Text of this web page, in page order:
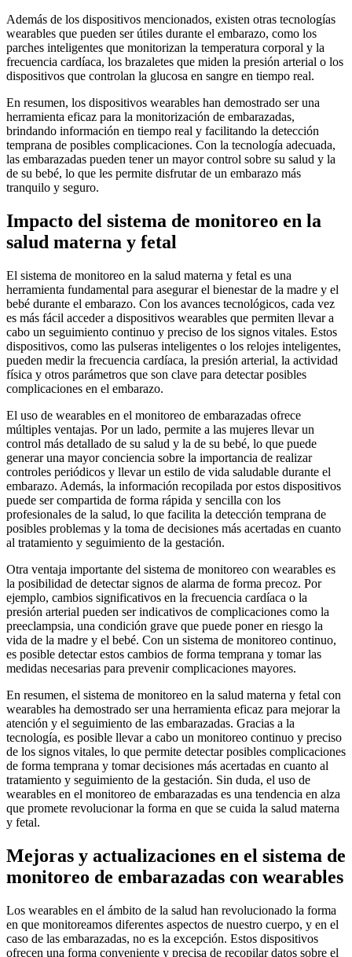
Además de los dispositivos mencionados, existen otras tecnologías
wearables que pueden ser útiles durante el embarazo, como los
parches inteligentes que monitorizan la temperatura corporal y la
frecuencia cardíaca, los brazaletes que miden la presión arterial o los
dispositivos que controlan la glucosa en sangre en tiempo real.
En resumen, los dispositivos wearables han demostrado ser una
herramienta eficaz para la monitorización de embarazadas,
brindando información en tiempo real y facilitando la detección
temprana de posibles complicaciones. Con la tecnología adecuada,
las embarazadas pueden tener un mayor control sobre su salud y la
de su bebé, lo que les permite disfrutar de un embarazo más
tranquilo y seguro.
Impacto del sistema de monitoreo en la
salud materna y fetal
El sistema de monitoreo en la salud materna y fetal es una
herramienta fundamental para asegurar el bienestar de la madre y el
bebé durante el embarazo. Con los avances tecnológicos, cada vez
es más fácil acceder a dispositivos wearables que permiten llevar a
cabo un seguimiento continuo y preciso de los signos vitales. Estos
dispositivos, como las pulseras inteligentes o los relojes inteligentes,
pueden medir la frecuencia cardíaca, la presión arterial, la actividad
física y otros parámetros que son clave para detectar posibles
complicaciones en el embarazo.
El uso de wearables en el monitoreo de embarazadas ofrece
múltiples ventajas. Por un lado, permite a las mujeres llevar un
control más detallado de su salud y la de su bebé, lo que puede
generar una mayor conciencia sobre la importancia de realizar
controles periódicos y llevar un estilo de vida saludable durante el
embarazo. Además, la información recopilada por estos dispositivos
puede ser compartida de forma rápida y sencilla con los
profesionales de la salud, lo que facilita la detección temprana de
posibles problemas y la toma de decisiones más acertadas en cuanto
al tratamiento y seguimiento de la gestación.
Otra ventaja importante del sistema de monitoreo con wearables es
la posibilidad de detectar signos de alarma de forma precoz. Por
ejemplo, cambios significativos en la frecuencia cardíaca o la
presión arterial pueden ser indicativos de complicaciones como la
preeclampsia, una condición grave que puede poner en riesgo la
vida de la madre y el bebé. Con un sistema de monitoreo continuo,
es posible detectar estos cambios de forma temprana y tomar las
medidas necesarias para prevenir complicaciones mayores.
En resumen, el sistema de monitoreo en la salud materna y fetal con
wearables ha demostrado ser una herramienta eficaz para mejorar la
atención y el seguimiento de las embarazadas. Gracias a la
tecnología, es posible llevar a cabo un monitoreo continuo y preciso
de los signos vitales, lo que permite detectar posibles complicaciones
de forma temprana y tomar decisiones más acertadas en cuanto al
tratamiento y seguimiento de la gestación. Sin duda, el uso de
wearables en el monitoreo de embarazadas es una tendencia en alza
que promete revolucionar la forma en que se cuida la salud materna
y fetal.
Mejoras y actualizaciones en el sistema de
monitoreo de embarazadas con wearables
Los wearables en el ámbito de la salud han revolucionado la forma
en que monitoreamos diferentes aspectos de nuestro cuerpo, y en el
caso de las embarazadas, no es la excepción. Estos dispositivos
ofrecen una forma conveniente y precisa de recopilar datos sobre el